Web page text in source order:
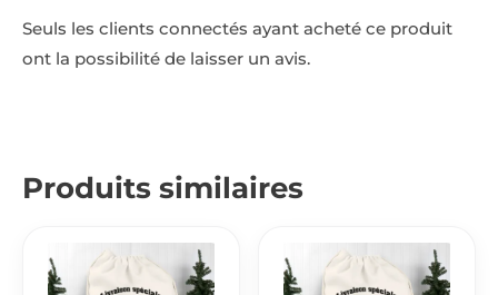
Seuls les clients connectés ayant acheté ce produit
ont la possibilité de laisser un avis.
Produits similaires